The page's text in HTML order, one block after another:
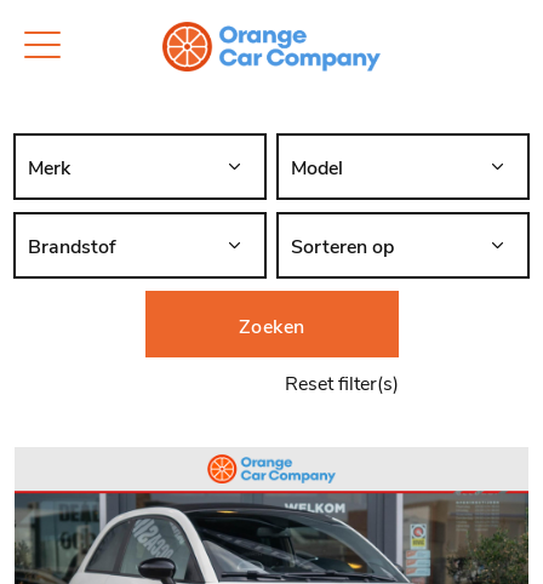
Zoeken
Reset filter(s)